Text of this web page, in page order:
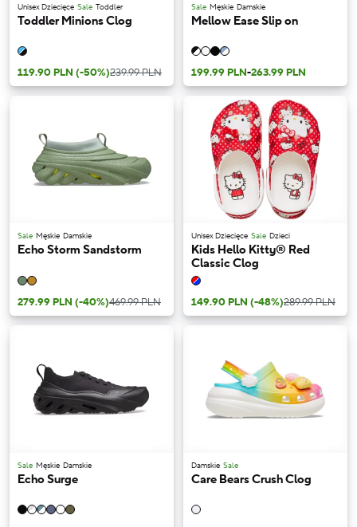
Unisex Dziecięce Sale Toddler
Toddler Minions Clog
119.90 PLN (-50%)239.99 PLN
Sale Męskie Damskie
Mellow Ease Slip on
199.99 PLN-263.99 PLN
Sale Męskie Damskie
Echo Storm Sandstorm
279.99 PLN (-40%)469.99 PLN
Unisex Dziecięce Sale Dzieci
Kids Hello Kitty® Red
Classic Clog
149.90 PLN (-48%)289.99 PLN
Sale Męskie Damskie
Echo Surge
Damskie Sale
Care Bears Crush Clog